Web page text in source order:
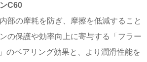
C60
部の摩耗を防ぎ、摩擦を低減すること
の保護や効率向上に寄与する「フラー
のベアリング効果と、より潤滑性能を